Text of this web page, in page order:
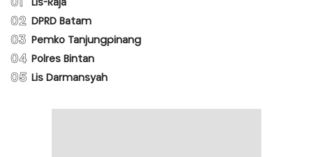
01 Lis-Raja
02 DPRD Batam
03 Pemko Tanjungpinang
04 Polres Bintan
05 Lis Darmansyah